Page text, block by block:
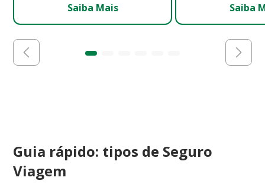
Saiba Mais Saiba
Guia rápido: tipos de Seguro
Viagem